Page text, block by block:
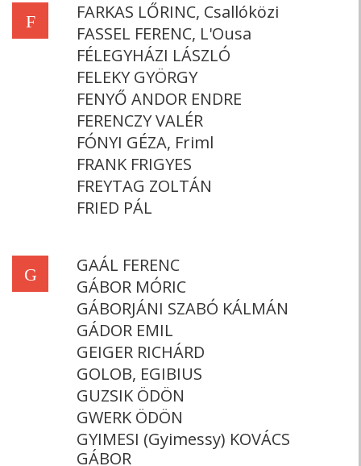
F
FARKAS LŐRINC, Csallóközi
FASSEL FERENC, L'Ousa
FÉLEGYHÁZI LÁSZLÓ
FELEKY GYÖRGY
FENYŐ ANDOR ENDRE
FERENCZY VALÉR
FÓNYI GÉZA, Friml
FRANK FRIGYES
FREYTAG ZOLTÁN
FRIED PÁL
G
GAÁL FERENC
GÁBOR MÓRIC
GÁBORJÁNI SZABÓ KÁLMÁN
GÁDOR EMIL
GEIGER RICHÁRD
GOLOB, EGIBIUS
GUZSIK ÖDÖN
GWERK ÖDÖN
GYIMESI (Gyimessy) KOVÁCS
GÁBOR